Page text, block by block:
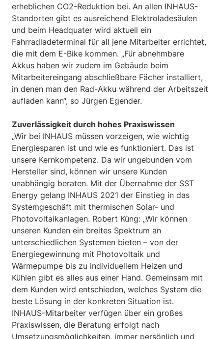
erheblichen CO2-Reduktion bei. An allen INHAUS-
Standorten gibt es ausreichend Elektroladesäulen
und beim Headquater wird aktuell ein
Fahrradladeterminal für all jene Mitarbeiter errichtet,
die mit dem E-Bike kommen. „Für abnehmbare
Akkus haben wir zudem im Gebäude beim
Mitarbeitereingang abschließbare Fächer installiert,
in denen man den Rad-Akku während der Arbeitszeit
aufladen kann“, so Jürgen Egender.
Zuverlässigkeit durch hohes Praxiswissen
„Wir bei INHAUS müssen vorzeigen, wie wichtig
Energiesparen ist und wie es funktioniert. Das ist
unsere Kernkompetenz. Da wir ungebunden vom
Hersteller sind, können wir unsere Kunden
unabhängig beraten. Mit der Übernahme der SST
Energy gelang INHAUS 2021 der Einstieg in das
Systemgeschäft mit thermischen Solar- und
Photovoltaikanlagen. Robert Küng: „Wir können
unseren Kunden ein breites Spektrum an
unterschiedlichen Systemen bieten – von der
Energiegewinnung mit Photovoltaik und
Wärmepumpe bis zu individuellem Heizen und
Kühlen gibt es alles aus einer Hand. Gemeinsam mit
dem Kunden wird entschieden, welches System die
beste Lösung in der konkreten Situation ist.
INHAUS-Mitarbeiter verfügen über ein großes
Praxiswissen, die Beratung erfolgt nach
Umsetzungsmöglichkeiten, immer persönlich und